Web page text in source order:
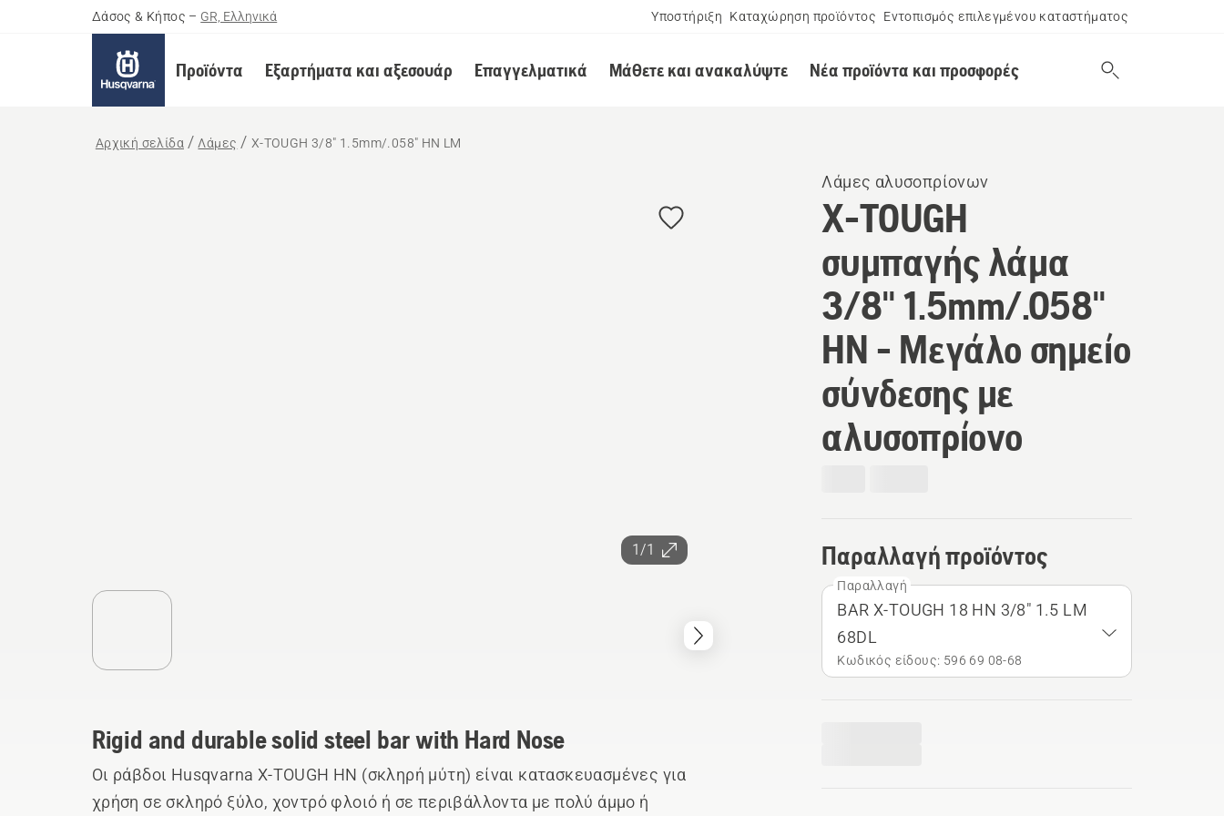
Δάσος & Κήπος – GR, Ελληνικά Υποστήριξη Καταχώρηση προϊόντος Εντοπισμός επιλεγμένου καταστήματος
Προϊόντα Εξαρτήματα και αξεσουάρ Επαγγελματικά Μάθετε και ανακαλύψτε Νέα προϊόντα και προσφορές
Αρχική σελίδα Λάμες X-TOUGH 3/8" 1.5mm/.058" HN LM
1/1
Λάμες αλυσοπρίονων
X-TOUGH
συμπαγής λάμα
3/8" 1.5mm/.058"
HN - Μεγάλο σημείο
σύνδεσης με
αλυσοπρίονο
Παραλλαγή προϊόντος
Παραλλαγή
BAR X-TOUGH 18 HN 3/8" 1.5 LM
68DL
Κωδικός είδους: 596 69 08‑68
Rigid and durable solid steel bar with Hard Nose
Οι ράβδοι Husqvarna X-TOUGH HN (σκληρή μύτη) είναι κατασκευασμένες για
χρήση σε σκληρό ξύλο, χοντρό φλοιό ή σε περιβάλλοντα με πολύ άμμο ή